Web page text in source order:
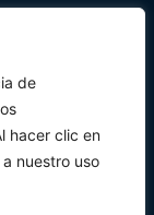
de
hacer clic en
nuestro uso